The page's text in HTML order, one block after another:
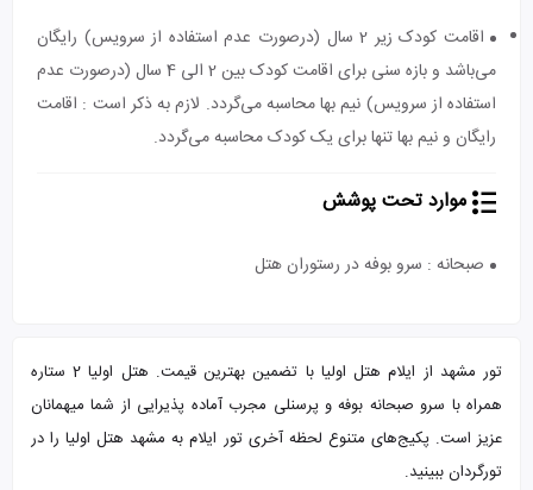
اقامت کودک زیر 2 سال (درصورت عدم استفاده از سرویس) رایگان
می‌باشد و بازه سنی برای اقامت کودک بین 2 الی 4 سال (درصورت عدم
استفاده از سرویس) نیم بها محاسبه می‌گردد. لازم به ذکر است : اقامت
رایگان و نیم بها تنها برای یک کودک محاسبه می‌گردد.
موارد تحت پوشش
صبحانه : سرو بوفه در رستوران هتل
تور مشهد از ایلام هتل اولیا با تضمین بهترین قیمت. هتل اولیا 2 ستاره
همراه با سرو صبحانه بوفه و پرسنلی مجرب آماده پذیرایی از شما میهمانان
عزیز است. پکیج‌های متنوع لحظه آخری تور ایلام به مشهد هتل اولیا را در
تورگردان ببینید.